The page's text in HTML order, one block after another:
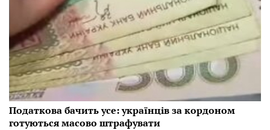
Податкова бачить усе: українців за кордоном
готуються масово штрафувати